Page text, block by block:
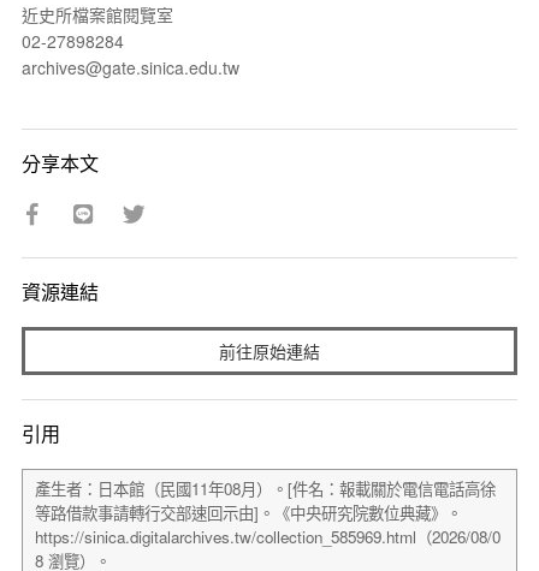
近史所檔案館閱覽室
02-27898284
archives@gate.sinica.edu.tw
分享本文
資源連結
前往原始連結
引用